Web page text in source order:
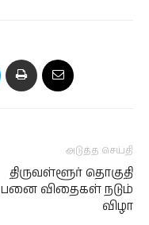
அடுத்த செய்தி
திருவள்ளூர் தொகுதி
பனை விதைகள் நடும்
விழா